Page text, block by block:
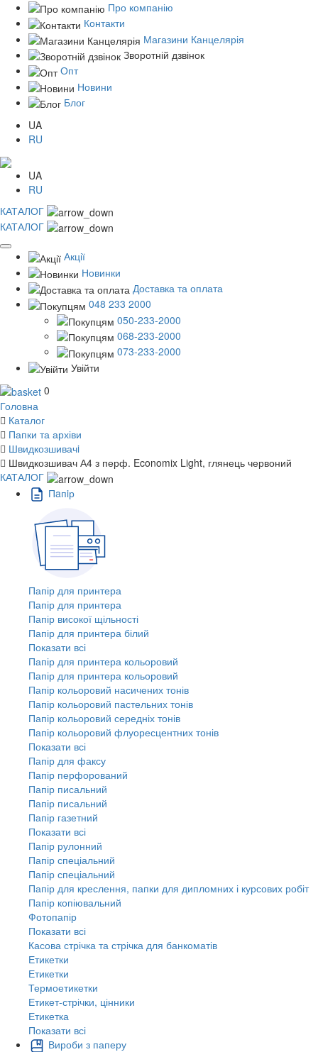
Про компанію
Контакти
Магазини Канцелярія
Зворотній дзвінок
Опт
Новини
Блог
UA
RU
UA
RU
КАТАЛОГ
КАТАЛОГ
Акції
Новинки
Доставка та оплата
048 233 2000
050-233-2000
068-233-2000
073-233-2000
Увійти
0
Головна
Каталог
Папки та архіви
Швидкозшивачi
Швидкозшивач А4 з перф. Economix Light, глянець червоний
КАТАЛОГ
Пaпiр
Папір для принтера
Папір для принтера
Папір високої щільності
Папір для принтера білий
Показати всі
Папір для принтера кольоровий
Папір для принтера кольоровий
Папір кольоровий насичених тонів
Папір кольоровий пастельних тонів
Папір кольоровий середніх тонів
Папір кольоровий флуоресцентних тонів
Показати всі
Папір для факсу
Папір перфорований
Папір писальний
Папір писальний
Папір газетний
Показати всі
Папір рулонний
Папір спеціальний
Папір спеціальний
Папір для креслення, папки для дипломних і курсових робіт
Папір копіювальний
Фотопапір
Показати всі
Касова стрічка та стрічка для банкоматів
Етикетки
Етикетки
Термоетикетки
Етикет-стрічки, цінники
Етикетка
Показати всі
Вироби з паперу